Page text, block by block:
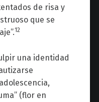
de risa y
que se
12
una identidad
” (flor en